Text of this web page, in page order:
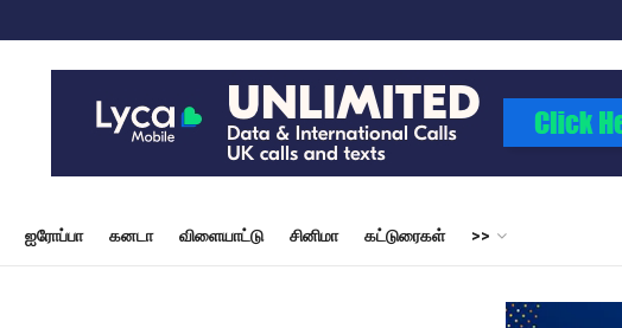
ஐரோப்பா கனடா விளையாட்டு சினிமா கட்டுரைகள் >>